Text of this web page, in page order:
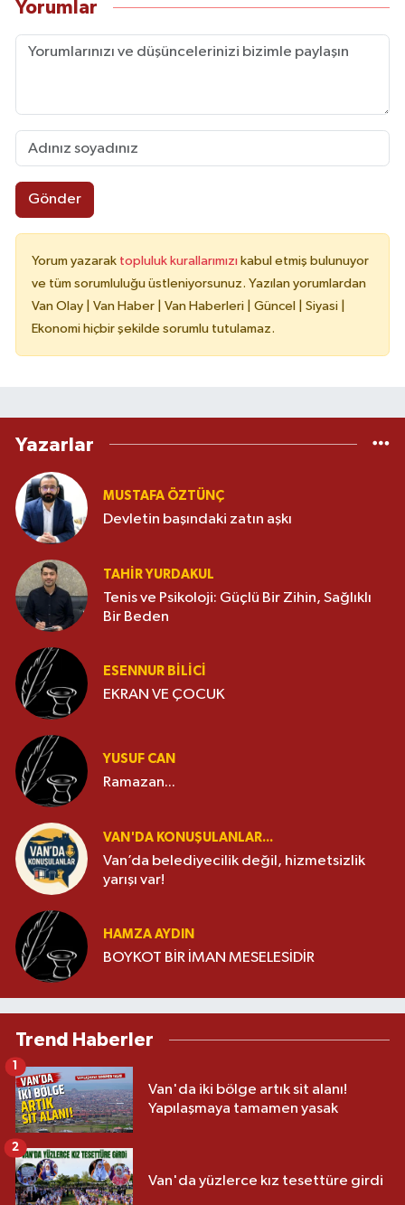
Yorumlar
Gönder
Yorum yazarak topluluk kurallarımızı kabul etmiş bulunuyor
ve tüm sorumluluğu üstleniyorsunuz. Yazılan yorumlardan
Van Olay | Van Haber | Van Haberleri | Güncel | Siyasi |
Ekonomi hiçbir şekilde sorumlu tutulamaz.
Yazarlar
MUSTAFA ÖZTÜNÇ
Devletin başındaki zatın aşkı
TAHIR YURDAKUL
Tenis ve Psikoloji: Güçlü Bir Zihin, Sağlıklı
Bir Beden
ESENNUR BİLİCİ
EKRAN VE ÇOCUK
YUSUF CAN
Ramazan...
VAN'DA KONUŞULANLAR...
Van’da belediyecilik değil, hizmetsizlik
yarışı var!
HAMZA AYDIN
BOYKOT BİR İMAN MESELESİDİR
Trend Haberler
Van'da iki bölge artık sit alanı!
Yapılaşmaya tamamen yasak
1
Van'da yüzlerce kız tesettüre girdi
2